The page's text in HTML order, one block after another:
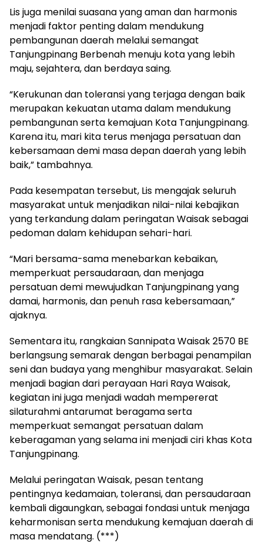
Lis juga menilai suasana yang aman dan harmonis
menjadi faktor penting dalam mendukung
pembangunan daerah melalui semangat
Tanjungpinang Berbenah menuju kota yang lebih
maju, sejahtera, dan berdaya saing.
“Kerukunan dan toleransi yang terjaga dengan baik
merupakan kekuatan utama dalam mendukung
pembangunan serta kemajuan Kota Tanjungpinang.
Karena itu, mari kita terus menjaga persatuan dan
kebersamaan demi masa depan daerah yang lebih
baik,” tambahnya.
Pada kesempatan tersebut, Lis mengajak seluruh
masyarakat untuk menjadikan nilai-nilai kebajikan
yang terkandung dalam peringatan Waisak sebagai
pedoman dalam kehidupan sehari-hari.
“Mari bersama-sama menebarkan kebaikan,
memperkuat persaudaraan, dan menjaga
persatuan demi mewujudkan Tanjungpinang yang
damai, harmonis, dan penuh rasa kebersamaan,”
ajaknya.
Sementara itu, rangkaian Sannipata Waisak 2570 BE
berlangsung semarak dengan berbagai penampilan
seni dan budaya yang menghibur masyarakat. Selain
menjadi bagian dari perayaan Hari Raya Waisak,
kegiatan ini juga menjadi wadah mempererat
silaturahmi antarumat beragama serta
memperkuat semangat persatuan dalam
keberagaman yang selama ini menjadi ciri khas Kota
Tanjungpinang.
Melalui peringatan Waisak, pesan tentang
pentingnya kedamaian, toleransi, dan persaudaraan
kembali digaungkan, sebagai fondasi untuk menjaga
keharmonisan serta mendukung kemajuan daerah di
masa mendatang. (***)